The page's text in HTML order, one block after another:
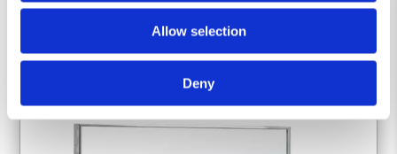
Allow selection
Deny